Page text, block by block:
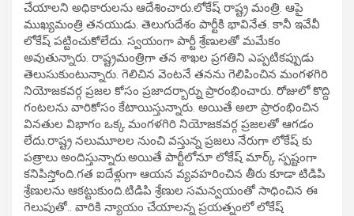
చేయాలని అధికారులను ఆదేశించారు.లోకేష్ రాష్ట్ర మంత్రి. ఆపై
ముఖ్యమంత్రి తనయుడు. తెలుగుదేశం పార్టీకి భావినేత. కానీ ఇవేవీ
లోకేష్ పట్టించుకోలేదు. స్వయంగా పార్టీ శ్రేణులతో మమేకం
అవుతున్నారు. రాష్ట్రమంత్రిగా తన శాఖల ప్రగతిని ఎప్పటికప్పుడు
తెలుసుకుంటున్నారు. గెలిచిన వెంటనే తనను గెలిపించిన మంగళగిరి
నియోజకవర్గ ప్రజల కోసం ప్రజాదర్బార్ను ప్రారంభించారు. రోజులో కొద్ది
గంటలను వారికోసం కేటాయిస్తున్నారు. అయితే అలా ప్రారంభించిన
వినతుల విభాగం ఒక్క మంగళగిరి నియోజకవర్గ ప్రజలతో ఆగడం
లేదు.రాష్ట్ర నలుమూలల నుంచి వస్తున్న ప్రజలు నేరుగా లోకేష్ కు
పత్రాలు అందిస్తున్నారు.అయితే పార్టీలోనూ లోకేష్ మార్క్ స్పష్టంగా
కనిపిస్తోంది.గత ఐదేళ్లుగా ఆయన వ్యవహరించిన తీరు కూడా టిడిపి
శ్రేణులను ఆకట్టుకుంది.టిడిపి శ్రేణుల సమన్వయంతో సాధించిన ఈ
గెలుపుతో.. వారికి న్యాయం చేయాలన్న ప్రయత్నంలో లోకేష్